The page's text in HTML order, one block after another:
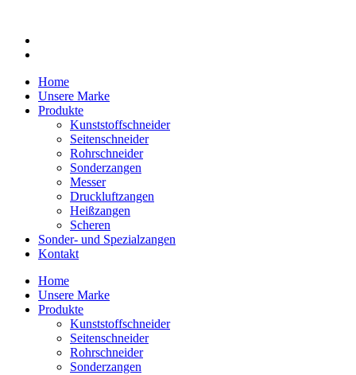
Home
Unsere Marke
Produkte
Kunststoffschneider
Seitenschneider
Rohrschneider
Sonderzangen
Messer
Druckluftzangen
Heißzangen
Scheren
Sonder- und Spezialzangen
Kontakt
Home
Unsere Marke
Produkte
Kunststoffschneider
Seitenschneider
Rohrschneider
Sonderzangen